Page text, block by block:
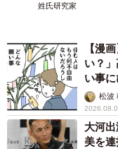
姓氏研究家
【漫
い？
い事
松波
大河
美を